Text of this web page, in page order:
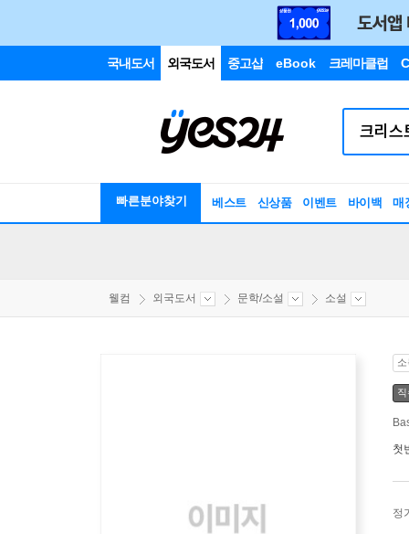
국내도서 외국도서 중고샵 eBook 크레마클럽
빠른분야찾기 베스트 신상품 이벤트 바이백 매
웰컴 외국도서 문학/소설 소설
첫
정